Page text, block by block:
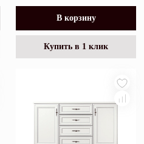
В корзину
Купить в 1 клик